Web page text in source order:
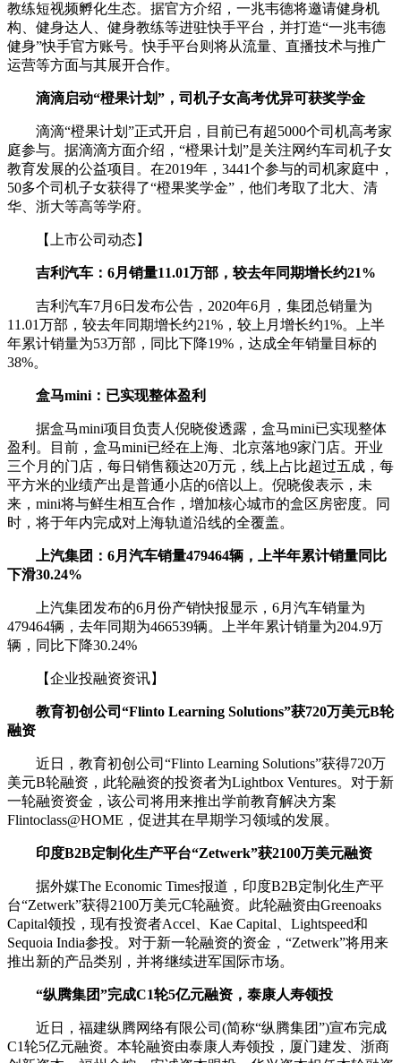
教练短视频孵化生态。据官方介绍，一兆韦德将邀请健身机
构、健身达人、健身教练等进驻快手平台，并打造“一兆韦德
健身”快手官方账号。快手平台则将从流量、直播技术与推广
运营等方面与其展开合作。
滴滴启动“橙果计划”，司机子女高考优异可获奖学金
滴滴“橙果计划”正式开启，目前已有超5000个司机高考家
庭参与。据滴滴方面介绍，“橙果计划”是关注网约车司机子女
教育发展的公益项目。在2019年，3441个参与的司机家庭中，
50多个司机子女获得了“橙果奖学金”，他们考取了北大、清
华、浙大等高等学府。
【上市公司动态】
吉利汽车：6月销量11.01万部，较去年同期增长约21%
吉利汽车7月6日发布公告，2020年6月，集团总销量为
11.01万部，较去年同期增长约21%，较上月增长约1%。上半
年累计销量为53万部，同比下降19%，达成全年销量目标的
38%。
盒马mini：已实现整体盈利
据盒马mini项目负责人倪晓俊透露，盒马mini已实现整体
盈利。目前，盒马mini已经在上海、北京落地9家门店。开业
三个月的门店，每日销售额达20万元，线上占比超过五成，每
平方米的业绩产出是普通小店的6倍以上。倪晓俊表示，未
来，mini将与鲜生相互合作，增加核心城市的盒区房密度。同
时，将于年内完成对上海轨道沿线的全覆盖。
上汽集团：6月汽车销量479464辆，上半年累计销量同比
下滑30.24%
上汽集团发布的6月份产销快报显示，6月汽车销量为
479464辆，去年同期为466539辆。上半年累计销量为204.9万
辆，同比下降30.24%
【企业投融资资讯】
教育初创公司“Flinto Learning Solutions”获720万美元B轮
融资
近日，教育初创公司“Flinto Learning Solutions”获得720万
美元B轮融资，此轮融资的投资者为Lightbox Ventures。对于新
一轮融资资金，该公司将用来推出学前教育解决方案
Flintoclass@HOME，促进其在早期学习领域的发展。
印度B2B定制化生产平台“Zetwerk”获2100万美元融资
据外媒The Economic Times报道，印度B2B定制化生产平
台“Zetwerk”获得2100万美元C轮融资。此轮融资由Greenoaks
Capital领投，现有投资者Accel、Kae Capital、Lightspeed和
Sequoia India参投。对于新一轮融资的资金，“Zetwerk”将用来
推出新的产品类别，并将继续进军国际市场。
“纵腾集团”完成C1轮5亿元融资，泰康人寿领投
近日，福建纵腾网络有限公司(简称“纵腾集团”)宣布完成
C1轮5亿元融资。本轮融资由泰康人寿领投，厦门建发、浙商